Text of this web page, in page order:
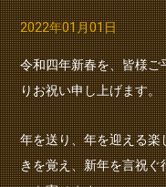
2022年01月01日
令和四年新春を、皆様
りお祝い申し上げます。
年を送り、年を迎える
きを覚え、新年を言祝